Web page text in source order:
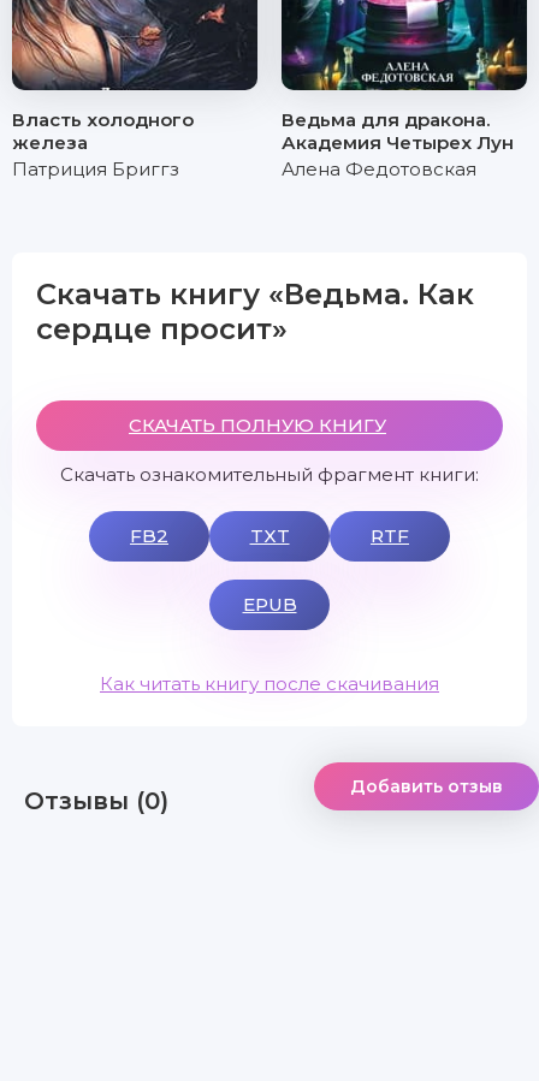
Власть холодного
железа
Патриция Бриггз
Ведьма для дракона.
Академия Четырех Лун
Алена Федотовская
Скачать книгу «Ведьма. Как
сердце просит»
СКАЧАТЬ ПОЛНУЮ КНИГУ
Скачать ознакомительный фрагмент книги:
FB2 TXT RTF
EPUB
Как читать книгу после скачивания
Отзывы (0) Добавить отзыв